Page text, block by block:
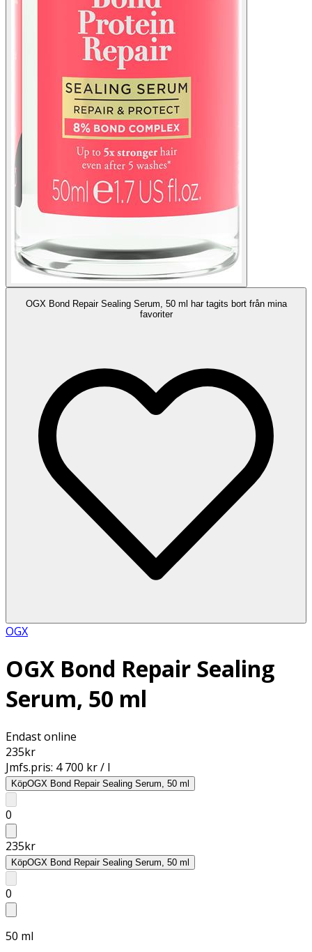
OGX Bond Repair Sealing Serum, 50 ml har tagits bort från mina
favoriter
OGX
OGX Bond Repair Sealing
Serum, 50 ml
Endast online
235kr
Jmfs.pris: 4 700 kr / l
KöpOGX Bond Repair Sealing Serum, 50 ml
0
235kr
KöpOGX Bond Repair Sealing Serum, 50 ml
0
50 ml